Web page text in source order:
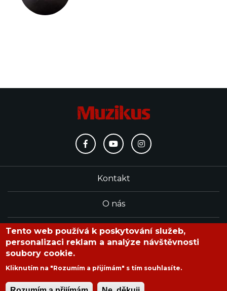
Kontakt
O nás
Redakce
Tento web používá k poskytování služeb,
personalizaci reklam a analýze návštěvnosti
soubory cookie.
Kliknutím na "Rozumím a přijímám" s tím souhlasíte.